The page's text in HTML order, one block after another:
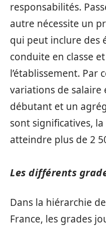
responsabilités.
autre nécessite un
qui peut inclure des
conduite en classe
l’établissement. Par
variations de
débutant et un
sont significatives,
atteindre plus de 2
Les différents
Dans la hiérarchie
France, les grades